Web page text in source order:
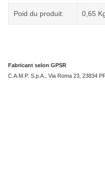
Poid du produit: 0,65
Fabricant selon GPSR
C.A.M.P. S.p.A., Via Roma 23, 23834